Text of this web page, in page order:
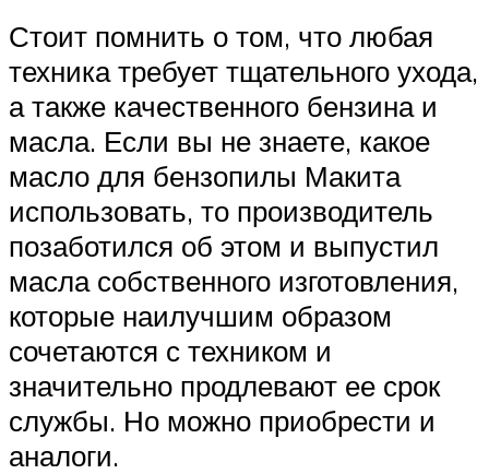
Стоит помнить о том, что любая
техника требует тщательного ухода,
а также качественного бензина и
масла. Если вы не знаете, какое
масло для бензопилы Макита
использовать, то производитель
позаботился об этом и выпустил
масла собственного изготовления,
которые наилучшим образом
сочетаются с техником и
значительно продлевают ее срок
службы. Но можно приобрести и
аналоги.